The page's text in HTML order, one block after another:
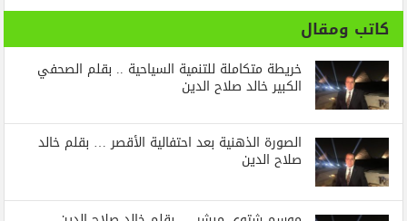
كاتب ومقال
خريطة متكاملة للتنمية السياحية .. بقلم الصحفي
الكبير خالد صلاح الدين
الصورة الذهنية بعد احتفالية الأقصر … بقلم خالد
صلاح الدين